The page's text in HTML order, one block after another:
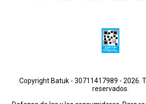
Copyright Batuk - 30711417989 - 2026.
reservados.